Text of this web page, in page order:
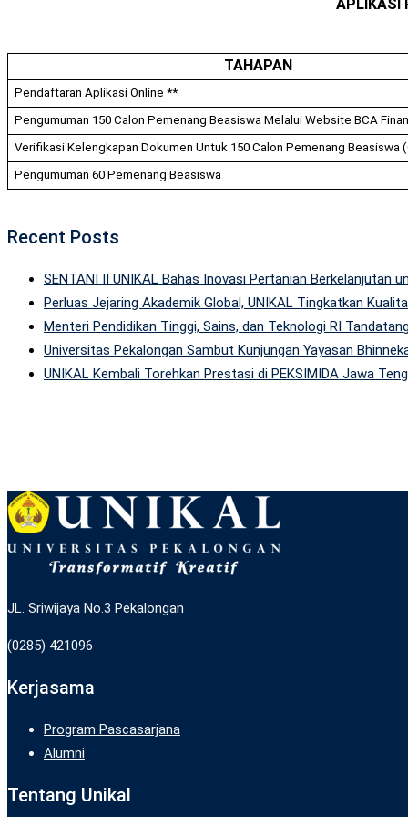
APLIKASI
TAHAPAN
Pendaftaran Aplikasi Online **
Pengumuman 150 Calon Pemenang Beasiswa Melalui Website BCA
Verifikasi Kelengkapan Dokumen Untuk 150 Calon Pemenang Beasiswa
Pengumuman 60 Pemenang Beasiswa
Recent Posts
SENTANI II UNIKAL Bahas Inovasi Pertanian Berkelanjutan
Perluas Jejaring Akademik Global, UNIKAL Tingkatkan
Menteri Pendidikan Tinggi, Sains, dan Teknologi RI
Universitas Pekalongan Sambut Kunjungan Yayasan
UNIKAL Kembali Torehkan Prestasi di PEKSIMIDA Jawa
JL. Sriwijaya No.3 Pekalongan
(0285) 421096
Kerjasama
Program Pascasarjana
Alumni
Tentang Unikal